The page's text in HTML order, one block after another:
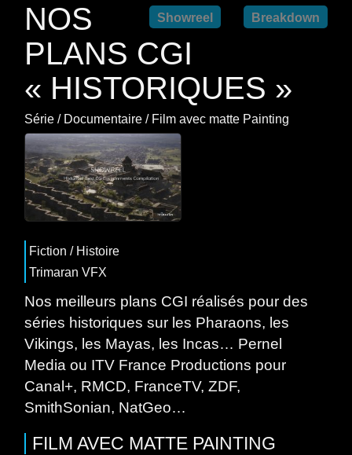
Showreel Breakdown
NOS
PLANS CGI
« HISTORIQUES »
Série / Documentaire / Film avec matte Painting
Fiction / Histoire
Trimaran VFX
Nos meilleurs plans CGI réalisés pour des
séries historiques sur les Pharaons, les
Vikings, les Mayas, les Incas… Pernel
Media ou ITV France Productions pour
Canal+, RMCD, FranceTV, ZDF,
SmithSonian, NatGeo…
FILM AVEC MATTE PAINTING